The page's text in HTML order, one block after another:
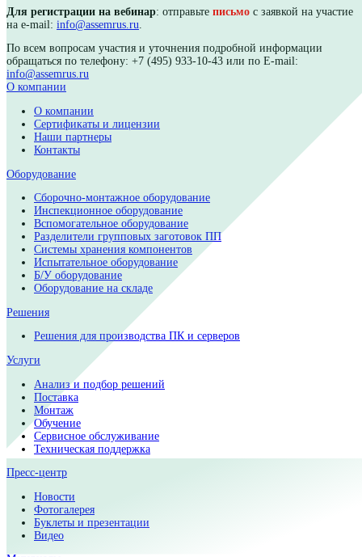
Вебинар будет проводиться в следующие даты: четверг, 20
Докладчик: Даниил Митичев, Директор по развитию
технолог.
Для регистрации на вебинар
с заявкой
на e-mail:info@assemrus.ru
По всем вопросам участия и уточнения подробной
обращаться по телефону: +7 (495) 933-10-43 или по E-mail:
О компании
О компании
Сертификаты и лицензии
Наши партнеры
Контакты
Сборочно-монтажное оборудование
Инспекционное оборудование
Вспомогательное оборудование
Разделители групповых заготовок ПП
Системы хранения компонентов
Испытательное оборудование
Б/У оборудование
Оборудование на складе
Решения
Решения для производства ПК и серверов
Услуги